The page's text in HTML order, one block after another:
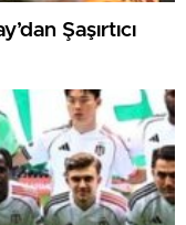
Şaşırtıcı